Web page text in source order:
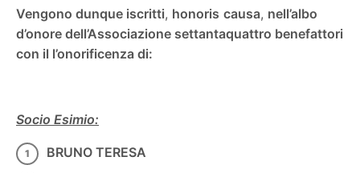
Vengono dunque iscritti, honoris causa, nell’albo
d’onore dell’Associazione settantaquattro benefattori
con il l’onorificenza di:
Socio Esimio:
BRUNO TERESA